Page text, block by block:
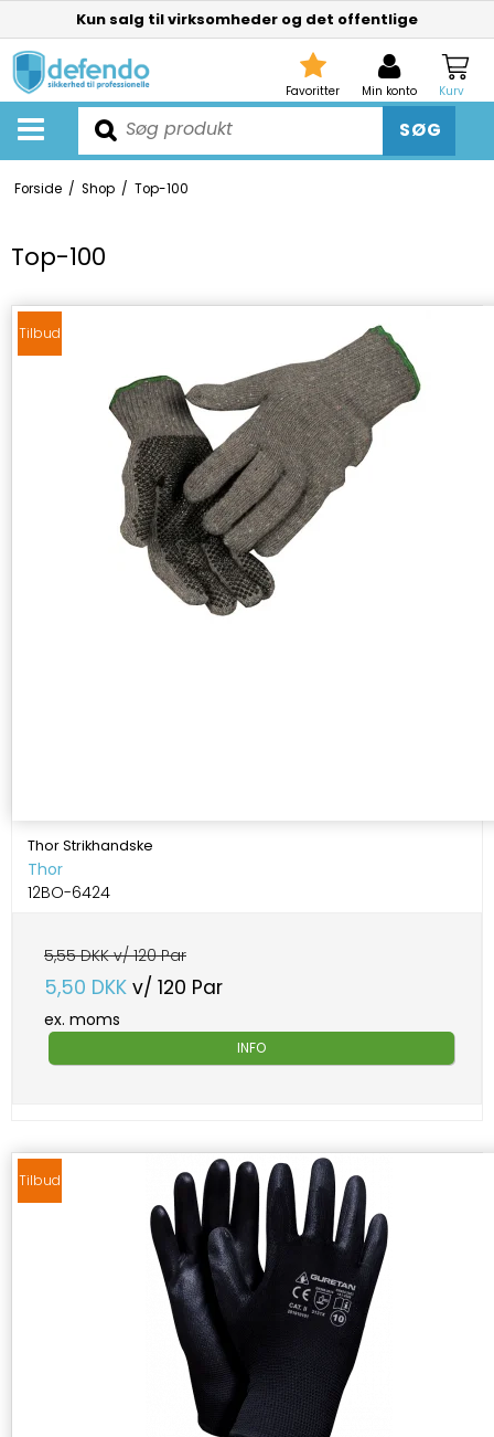
Kun salg til virksomheder og det offentlige
Favoritter Min konto Kurv
SØG
Forside / Shop / Top-100
Top-100
Tilbud
Thor Strikhandske
Thor
12BO-6424
5,55 DKK v/ 120 Par
5,50 DKK v/ 120 Par
ex. moms
INFO
Tilbud